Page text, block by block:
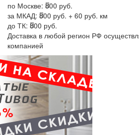
по Москве: 800 руб.
за МКАД: 800 руб. + 60 руб. км
до ТК: 800 руб.
Доставка в любой регион РФ
компанией